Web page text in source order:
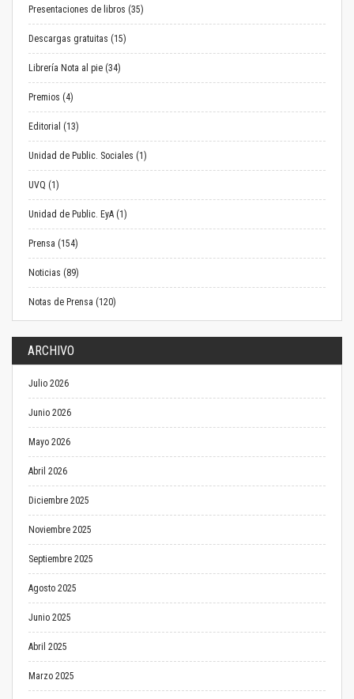
Presentaciones de libros (35)
Descargas gratuitas (15)
Librería Nota al pie (34)
Premios (4)
Editorial (13)
Unidad de Public. Sociales (1)
UVQ (1)
Unidad de Public. EyA (1)
Prensa (154)
Noticias (89)
Notas de Prensa (120)
ARCHIVO
Julio 2026
Junio 2026
Mayo 2026
Abril 2026
Diciembre 2025
Noviembre 2025
Septiembre 2025
Agosto 2025
Junio 2025
Abril 2025
Marzo 2025